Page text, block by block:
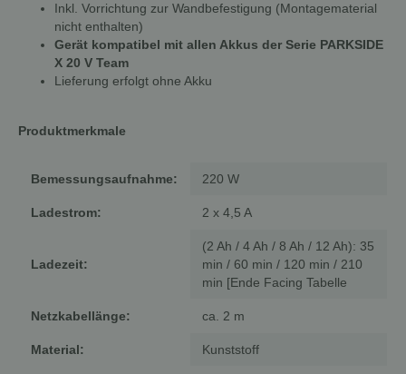
Inkl. Vorrichtung zur Wandbefestigung (Montagematerial
nicht enthalten)
Gerät kompatibel mit allen Akkus der Serie PARKSIDE
X 20 V Team
Lieferung erfolgt ohne Akku
Produktmerkmale
Bemessungsaufnahme: 220 W
Ladestrom: 2 x 4,5 A
Ladezeit:
(2 Ah / 4 Ah / 8 Ah / 12 Ah): 35
min / 60 min / 120 min / 210
min [Ende Facing Tabelle
Netzkabellänge: ca. 2 m
Material: Kunststoff